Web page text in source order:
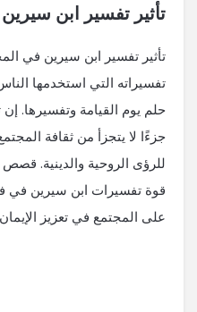
تأثير تفسير ابن
تأثير تفسير ابن سيرين في
تفسيراته التي استخدمها
حلم يوم القيامة وتفسيرها.
جزءًا لا يتجزأ من ثقافة
للرؤى الروحية والدينية.
قوة تفسيرات ابن سيرين في
على المجتمع في تعزيز الإيمان